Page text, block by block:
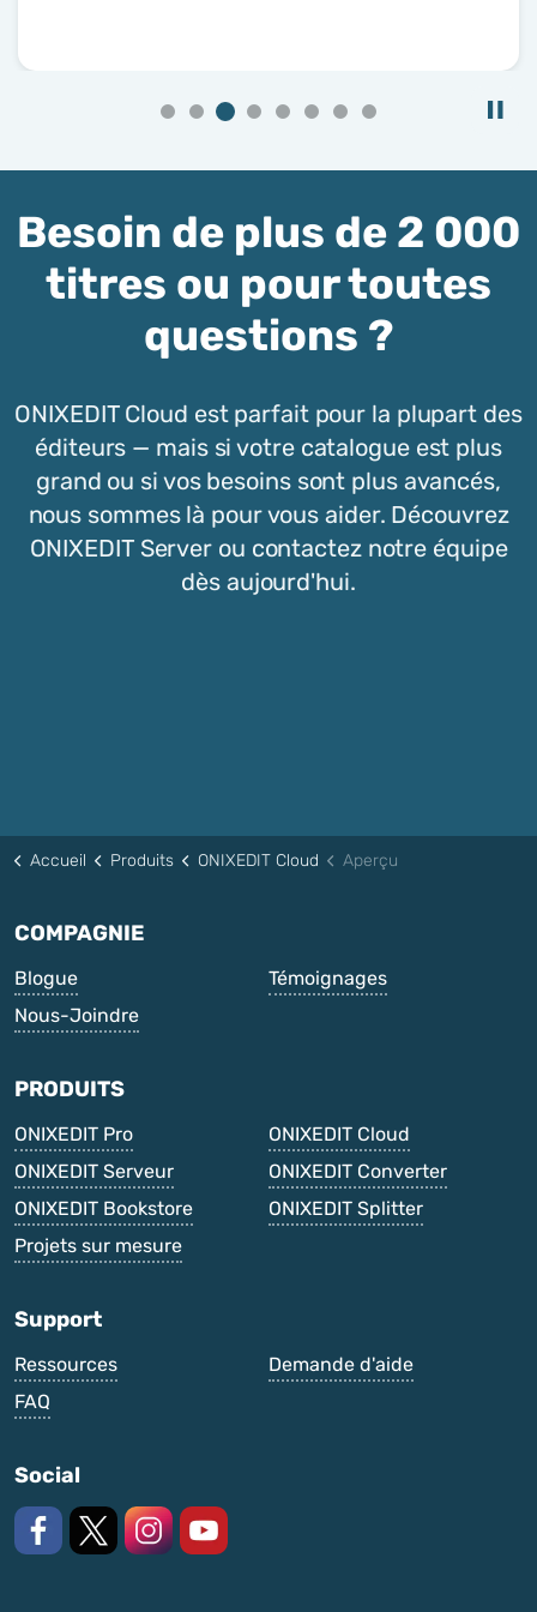
Besoin de plus de 2 000
titres ou pour toutes
questions ?
ONIXEDIT Cloud est parfait pour la plupart des
éditeurs — mais si votre catalogue est plus
grand ou si vos besoins sont plus avancés,
nous sommes là pour vous aider. Découvrez
ONIXEDIT Server ou contactez notre équipe
dès aujourd'hui.
Accueil Produits ONIXEDIT Cloud Aperçu
COMPAGNIE
Blogue
Témoignages
Nous-Joindre
PRODUITS
ONIXEDIT Pro
ONIXEDIT Cloud
ONIXEDIT Serveur
ONIXEDIT Converter
ONIXEDIT Bookstore
ONIXEDIT Splitter
Projets sur mesure
Support
Ressources
Demande d'aide
FAQ
Social